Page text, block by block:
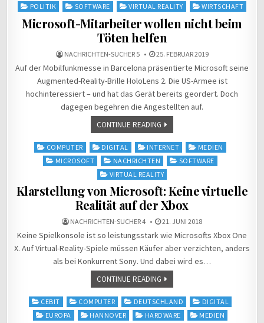
POLITIK
SOFTWARE VIRTUAL REALITY WIRTSCHAFT
Microsoft-Mitarbeiter wollen nicht beim
Töten helfen
NACHRICHTEN-SUCHER 5 25. FEBRUAR 2019
Auf der Mobilfunkmesse in Barcelona präsentierte Microsoft seine
Augmented-Reality-Brille HoloLens 2. Die US-Armee ist
hochinteressiert – und hat das Gerät bereits geordert. Doch
dagegen begehren die Angestellten auf.
CONTINUE READING
Posted
COMPUTER DIGITAL INTERNET
MEDIEN
MICROSOFT
NACHRICHTEN
SOFTWARE
VIRTUAL REALITY
Klarstellung von Microsoft: Keine virtuelle
Realität auf der Xbox
NACHRICHTEN-SUCHER 4 21. JUNI 2018
Keine Spielkonsole ist so leistungsstark wie Microsofts Xbox One
X. Auf Virtual-Reality-Spiele müssen Käufer aber verzichten, anders
als bei Konkurrent Sony. Und dabei wird es…
CONTINUE READING
Posted
in
CEBIT COMPUTER DEUTSCHLAND
DIGITAL
EUROPA
HANNOVER HARDWARE
MEDIEN